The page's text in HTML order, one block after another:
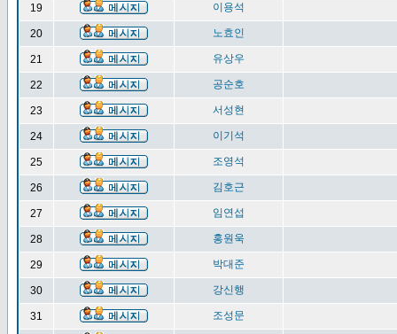
19 이용석
20 노효인
21 유상우
22 공순호
23 서성현
24 이기석
25 조영석
26 김호근
27 임연섭
28 홍원욱
29 박대준
30 강신행
31 조성문